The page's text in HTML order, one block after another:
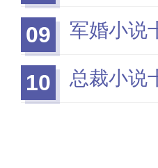
09 军婚小说
10 总裁小说